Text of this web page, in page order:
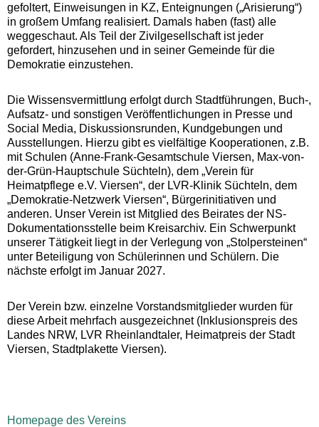
gefoltert, Einweisungen in KZ, Enteignungen („Arisierung“)
in großem Umfang realisiert. Damals haben (fast) alle
weggeschaut. Als Teil der Zivilgesellschaft ist jeder
gefordert, hinzusehen und in seiner Gemeinde für die
Demokratie einzustehen.
Die Wissensvermittlung erfolgt durch Stadtführungen, Buch-,
Aufsatz- und sonstigen Veröffentlichungen in Presse und
Social Media, Diskussionsrunden, Kundgebungen und
Ausstellungen. Hierzu gibt es vielfältige Kooperationen, z.B.
mit Schulen (Anne-Frank-Gesamtschule Viersen, Max-von-
der-Grün-Hauptschule Süchteln), dem „Verein für
Heimatpflege e.V. Viersen“, der LVR-Klinik Süchteln, dem
„Demokratie-Netzwerk Viersen“, Bürgerinitiativen und
anderen. Unser Verein ist Mitglied des Beirates der NS-
Dokumentationsstelle beim Kreisarchiv. Ein Schwerpunkt
unserer Tätigkeit liegt in der Verlegung von „Stolpersteinen“
unter Beteiligung von Schülerinnen und Schülern. Die
nächste erfolgt im Januar 2027.
Der Verein bzw. einzelne Vorstandsmitglieder wurden für
diese Arbeit mehrfach ausgezeichnet (Inklusionspreis des
Landes NRW, LVR Rheinlandtaler, Heimatpreis der Stadt
Viersen, Stadtplakette Viersen).
Homepage des Vereins